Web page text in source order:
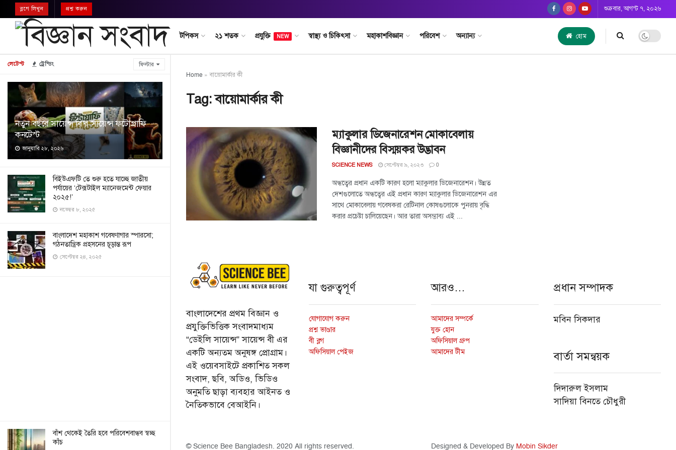
লেটেস্ট ট্রেন্ডিং ফিল্টার
নতুন বছরে সায়েন্স বি’র সায়েন্স ফটোগ্রাফি
কনটেস্ট
জানুয়ারি ২৮, ২০২৬
বিইউএফটি তে শুরু হতে যাচ্ছে জাতীয়
পর্যায়ের ‘টেক্সটাইল ম্যানেজমেন্ট ফেয়ার
২০২৫!’
নভেম্বর ৮, ২০২৫
বাংলাদেশ মহাকাশ গবেষণাগার স্পারসো;
গঠনতান্ত্রিক প্রহসনের চূড়ান্ত রূপ
সেপ্টেম্বর ২৪, ২০২৫
বাঁশ থেকেই তৈরি হবে পরিবেশবান্ধব স্বচ্ছ
কাঁচ
ব্লগে লিখুন প্রশ্ন করুন শুক্রবার, আগস্ট ৭, ২০২৬
টপিকস ২১ শতক প্রযুক্তি NEW স্বাস্থ্য ও চিকিৎসা মহাকাশবিজ্ঞান পরিবেশ অন্যান্য হোম
Home » বায়োমার্কার কী
Tag:বায়োমার্কার কী
ম্যাকুলার ডিজেনারেশন মোকাবেলায়
বিজ্ঞানীদের বিস্ময়কর উদ্ভাবন
SCIENCE NEWS সেপ্টেম্বর ৯, ২০২৩ 0
অন্ধত্বের প্রধান একটি কারণ হলো ম্যাকুলার ডিজেনারেশন। উন্নত
দেশগুলোতে অন্ধত্বের এই প্রধান কারণ ম্যাকুলার ডিজেনারেশন এর
সাথে মোকাবেলায় গবেষকরা রেটিনাল কোষগুলোকে পুনরায় বৃদ্ধি
করার প্রচেষ্টা চালিয়েছেন। আর তারা অসম্ভাব্য এই ...
বাংলাদেশের প্রথম বিজ্ঞান ও
প্রযুক্তিভিত্তিক সংবাদমাধ্যম
“ডেইলি সায়েন্স” সায়েন্স বী এর
একটি অন্যতম অনুষঙ্গ প্রোগ্রাম।
এই ওয়েবসাইটে প্রকাশিত সকল
সংবাদ, ছবি, অডিও, ভিডিও
অনুমতি ছাড়া ব্যবহার আইনত ও
নৈতিকভাবে বেআইনি।
যা গুরুত্বপূর্ণ
যোগাযোগ করুন
প্রশ্ন ভাণ্ডার
বী ব্লগ
অফিসিয়াল পেইজ
আরও…
আমাদের সম্পর্কে
যুক্ত হোন
অফিসিয়াল গ্রুপ
আমাদের টীম
প্রধান সম্পাদক
মবিন সিকদার
বার্তা সমন্বয়ক
দিদারুল ইসলাম
সাদিয়া বিনতে চৌধুরী
© Science Bee Bangladesh. 2020 All rights reserved. Designed & Developed By Mobin Sikder